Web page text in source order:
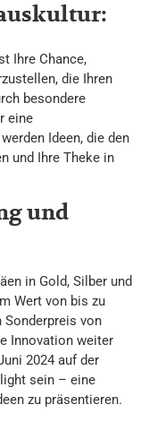
Ihre Chance,
die Ihren
besondere
eine
Ideen, die den
und Ihre Theke in
und
in Gold, Silber und
Wert von bis zu
Sonderpreis von
Innovation weiter
2024 auf der
sein – eine
zu präsentieren.